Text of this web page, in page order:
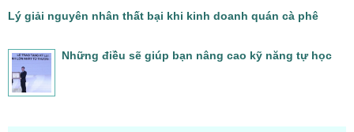
Lý giải nguyên nhân thất bại khi kinh doanh quán cà phê
Những điều sẽ giúp bạn nâng cao kỹ năng tự học